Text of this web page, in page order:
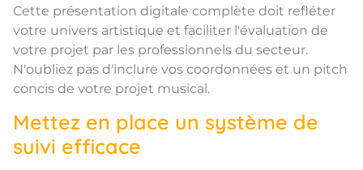
Cette présentation digitale complète doit refléter
votre univers artistique et faciliter l'évaluation de
votre projet par les professionnels du secteur.
N'oubliez pas d'inclure vos coordonnées et un pitch
concis de votre projet musical.
Mettez en place un système de
suivi efficace